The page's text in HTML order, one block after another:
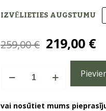
IZVĒLIETIES AUGSTUMU
259,00€ Original
price
was:
259,00 €.
219,00 €
egle
daudzums
vai nosūtiet mums